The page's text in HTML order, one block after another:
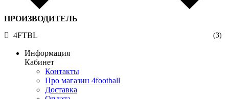
ПРОИЗВОДИТЕЛЬ
4FTBL
(3)
Информация
Кабинет
Контакты
Про магазин 4football
Доставка